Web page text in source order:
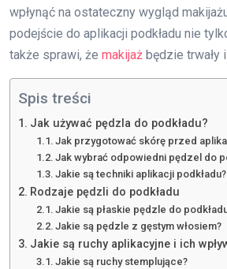
wpłynąć na ostateczny wygląd
podejście do aplikacji podkładu nie
także sprawi, że makijaż będzie trwały
Spis treści
Jak używać pędzla do podkładu?
Jak przygotować skórę przed
Jak wybrać odpowiedni pędzel do
Jakie są techniki aplikacji podkładu?
Rodzaje pędzli do podkładu
Jakie są płaskie pędzle do
Jakie są pędzle z gęstym włosiem?
Jakie są ruchy aplikacyjne i ich
Jakie są ruchy stemplujące?